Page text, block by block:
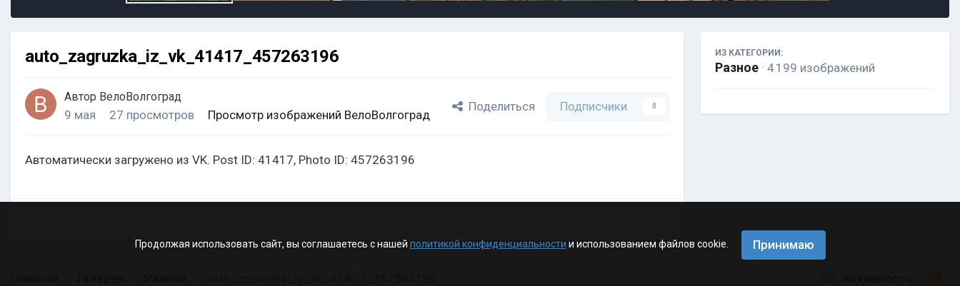
auto_zagruzka_iz_vk_41417_457263196
Автор ВелоВолгоград
9 мая 27 просмотров Просмотр изображений ВелоВолгоград
Поделиться Подписчики 0
Автоматически загружено из VK. Post ID: 41417, Photo ID: 457263196
ИЗ КАТЕГОРИИ:
Разное · 4 199 изображений
Продолжая использовать сайт, вы соглашаетесь с нашей политикой конфиденциальности и использованием файлов cookie. Принимаю